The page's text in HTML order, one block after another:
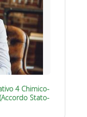
4 Chimico-
Stato-